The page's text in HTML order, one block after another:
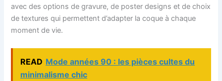
avec des options de gravure, de poster designs et de choix
de textures qui permettent d’adapter la coque à chaque
moment de vie.
READ Mode années 90 : les pièces cultes du
minimalisme chic